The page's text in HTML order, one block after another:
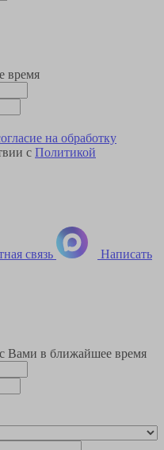
время
на обработку
с Политикой
связь Написать
Вами в ближайшее время